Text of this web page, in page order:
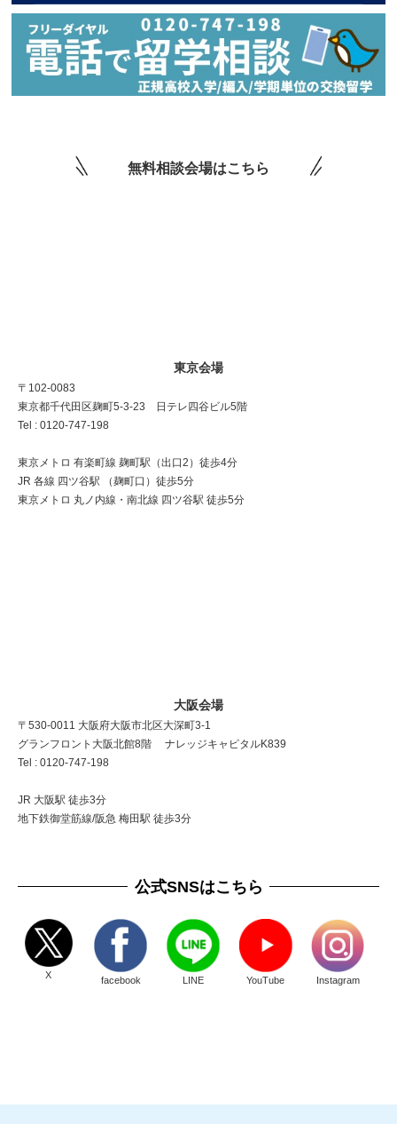
無料相談会場はこちら
東京会場
〒102-0083
東京都千代田区麹町5-3-23 日テレ四谷ビル5階
Tel : 0120-747-198
東京メトロ 有楽町線 麹町駅（出口2）徒歩4分
JR 各線 四ツ谷駅 （麹町口）徒歩5分
東京メトロ 丸ノ内線・南北線 四ツ谷駅 徒歩5分
大阪会場
〒530-0011 大阪府大阪市北区大深町3-1
グランフロント大阪北館8階 ナレッジキャピタルK839
Tel : 0120-747-198
JR 大阪駅 徒歩3分
地下鉄御堂筋線/阪急 梅田駅 徒歩3分
公式SNSはこちら
X facebook LINE YouTube Instagram